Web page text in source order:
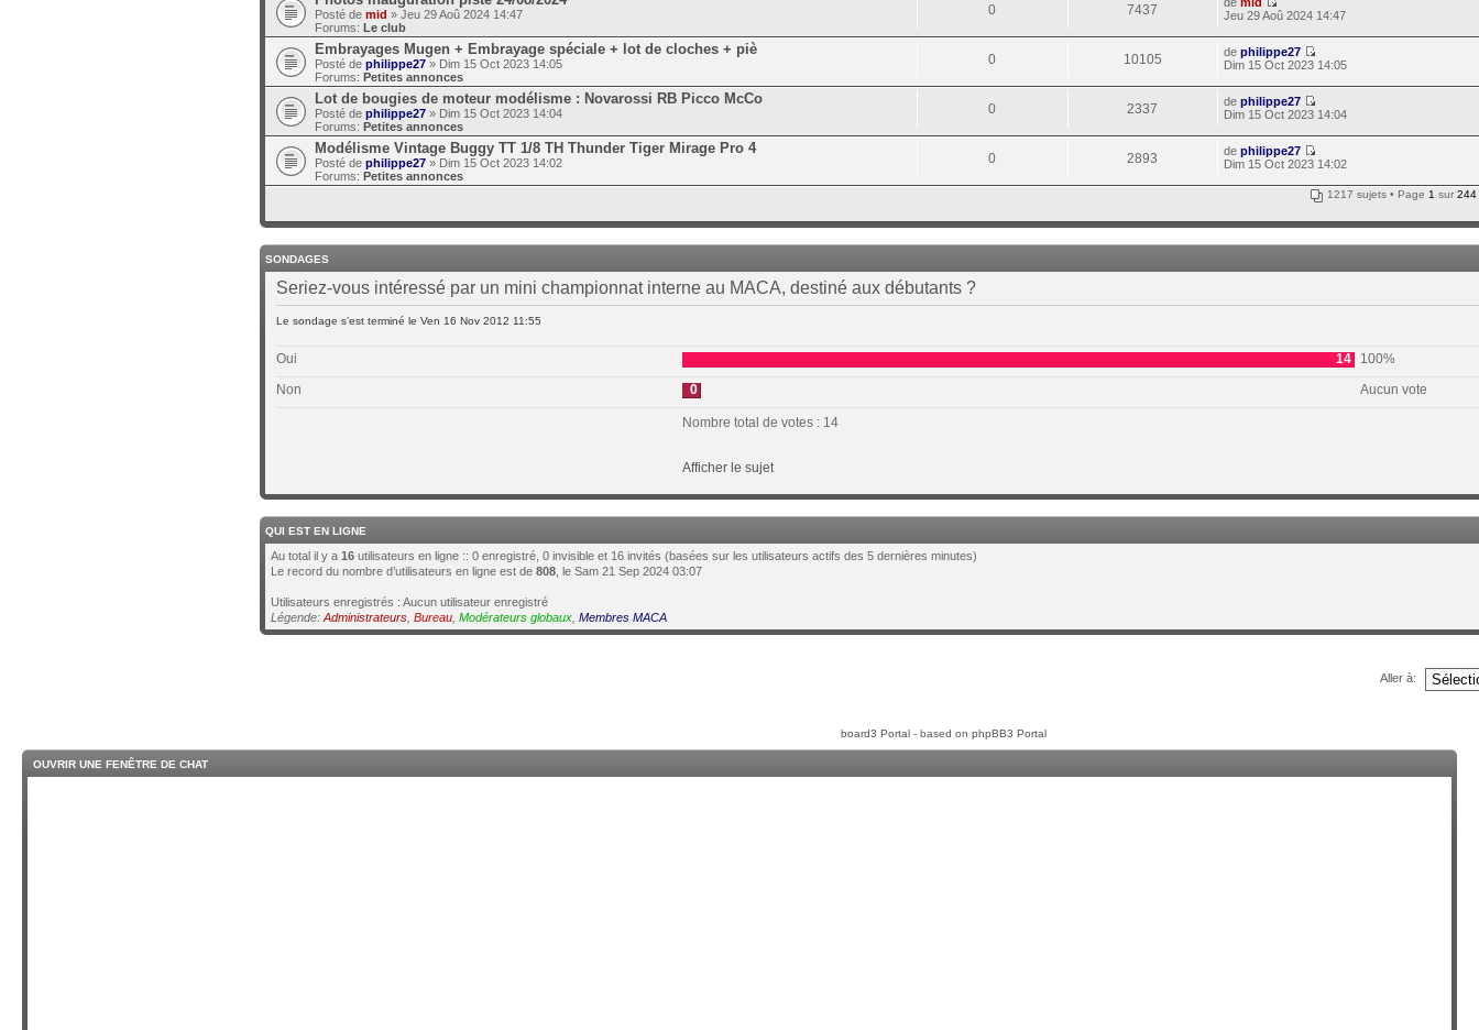
Posté de mid » Jeu 29 Aoû 2024 14:47
Forums: Le club
0 7437
Jeu 29 Aoû 2024 14:47
Embrayages Mugen + Embrayage spéciale + lot de cloches + piè
Posté de philippe27 » Dim 15 Oct 2023 14:05
Forums: Petites annonces
0 10105 dephilippe27
Dim 15 Oct 2023 14:05
Lot de bougies de moteur modélisme : Novarossi RB Picco McCo
Posté de philippe27 » Dim 15 Oct 2023 14:04
Forums: Petites annonces
0 2337 dephilippe27
Dim 15 Oct 2023 14:04
Modélisme Vintage Buggy TT 1/8 TH Thunder Tiger Mirage Pro 4
Posté de philippe27 » Dim 15 Oct 2023 14:02
Forums: Petites annonces
0 2893 dephilippe27
Dim 15 Oct 2023 14:02
1217 sujets • Page 1 sur 244
SONDAGES
Seriez-vous intéressé par un mini championnat interne au MACA, destiné aux débutants ?
Le sondage s’est terminé le Ven 16 Nov 2012 11:55
Oui 14
100%
Non
0 Aucun vote
Nombre total de votes : 14
Afficher le sujet
QUI EST EN LIGNE
Au total il y a 16 utilisateurs en ligne :: 0 enregistré, 0 invisible et 16 invités (basées sur les utilisateurs actifs des 5 dernières minutes)
Le record du nombre d’utilisateurs en ligne est de 808 , le Sam 21 Sep 2024 03:07
Utilisateurs enregistrés : Aucun utilisateur enregistré
Légende: Administrateurs Bureau Modérateurs globaux Membres MACA
Aller à:
board3 Portal- based on phpBB3 Portal
OUVRIR UNE FENÊTRE DE CHAT